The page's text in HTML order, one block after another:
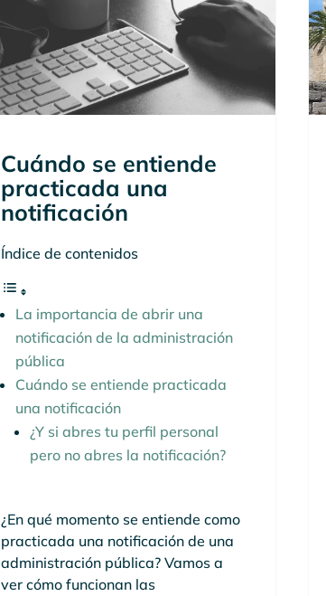
Cuándo se entiende
practicada una
notificación
Índice de contenidos
La importancia de abrir una
notificación de la administración
pública
Cuándo se entiende practicada
una notificación
¿Y si abres tu perfil personal
pero no abres la notificación?
¿En qué momento se entiende como
practicada una notificación de una
administración pública? Vamos a
ver cómo funcionan las